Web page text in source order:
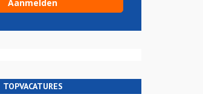
TOPVACATURES